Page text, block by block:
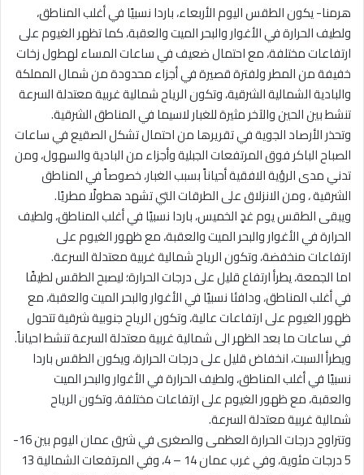
هرمنا- يكون الطقس اليوم الأربعاء، باردا نسبيًا في أغلب المناطق،
ولطيف الحرارة في الأغوار والبحر الميت والعقبة، كما تظهر الغيوم على
ارتفاعات مختلفة، مع احتمال ضعيف في ساعات المساء لهطول زخات
خفيفة من المطر ولفترة قصيرة في أجزاء محدودة من شمال المملكة
والبادية الشمالية الشرقية، وتكون الرياح شمالية غربية معتدلة السرعة
تنشط بين الحين والآخر مثيرة للغبار لاسيما في المناطق الشرقية.
وتحذر الأرصاد الجوية في تقريرها من احتمال تشكل الصقيع في ساعات
الصباح الباكر فوق المرتفعات الجبلية وأجزاء من البادية والسهول، ومن
تدني مدى الرؤية الافقية أحياناً بسبب الغبار، خصوصاً في المناطق
الشرقية ، ومن الانزلاق على الطرقات التي تشهد هطولًا مطريًا.
ويبقى الطقس يوم غدٍ الخميس، باردا نسبيًا في أغلب المناطق، ولطيف
الحرارة في الأغوار والبحر الميت والعقبة، مع ظهور الغيوم على
ارتفاعات منخفضة، وتكون الرياح شمالية غربية معتدلة السرعة.
اما الجمعة، يطرأ ارتفاع قليل على درجات الحرارة؛ ليصبح الطقس لطيفًا
في أغلب المناطق، ودافئا نسبيًا في الأغوار والبحر الميت والعقبة، مع
ظهور الغيوم على ارتفاعات عالية، وتكون الرياح جنوبية شرقية تتحول
في ساعات ما بعد الظهر الى شمالية غربية معتدلة السرعة تنشط احياناً.
ويطرأ السبت، انخفاض قليل على درجات الحرارة، ويكون الطقس باردا
نسبيًا في أغلب المناطق، ولطيف الحرارة في الأغوار والبحر الميت
والعقبة، مع ظهور الغيوم على ارتفاعات مختلفة، وتكون الرياح
شمالية غربية معتدلة السرعة.
وتتراوح درجات الحرارة العظمى والصغرى في شرق عمان اليوم بين 16-
5 درجات مئوية، وفي غرب عمان 14 – 4، وفي المرتفعات الشمالية 13